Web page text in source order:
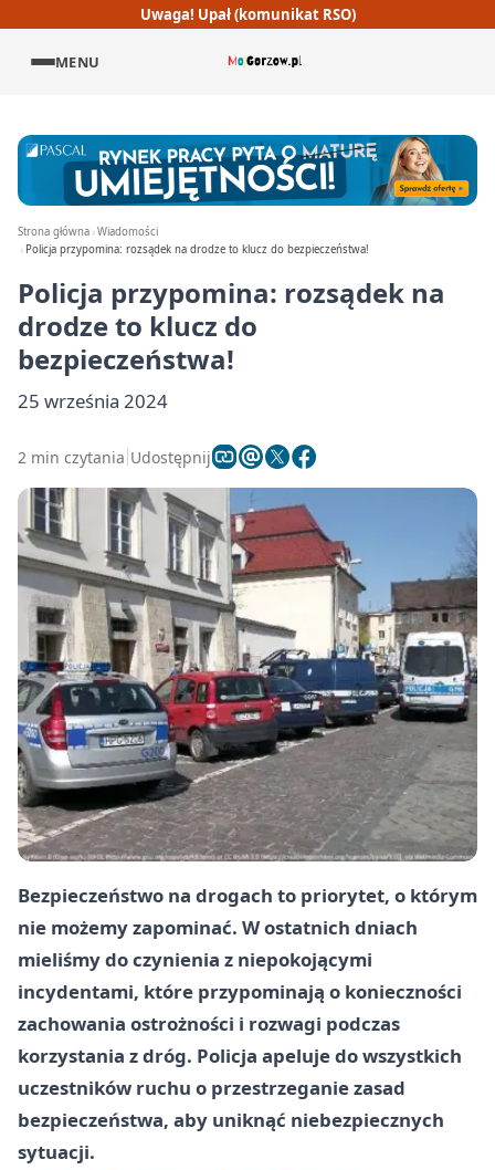
Uwaga! Upał (komunikat RSO)
MENU
Strona główna Wiadomości
Policja przypomina: rozsądek na drodze to klucz do bezpieczeństwa!
Policja przypomina: rozsądek na
drodze to klucz do
bezpieczeństwa!
25 września 2024
2 min czytania Udostępnij
Bezpieczeństwo na drogach to priorytet, o którym
nie możemy zapominać. W ostatnich dniach
mieliśmy do czynienia z niepokojącymi
incydentami, które przypominają o konieczności
zachowania ostrożności i rozwagi podczas
korzystania z dróg. Policja apeluje do wszystkich
uczestników ruchu o przestrzeganie zasad
bezpieczeństwa, aby uniknąć niebezpiecznych
sytuacji.